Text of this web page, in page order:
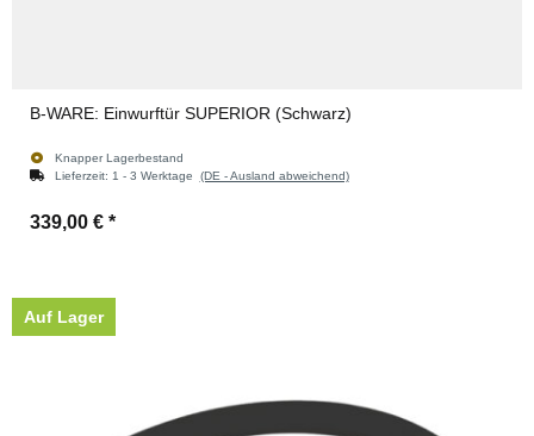
B-WARE: Einwurftür SUPERIOR (Schwarz)
Knapper Lagerbestand
Lieferzeit: 1 - 3 Werktage (DE - Ausland abweichend)
339,00 € *
Auf Lager